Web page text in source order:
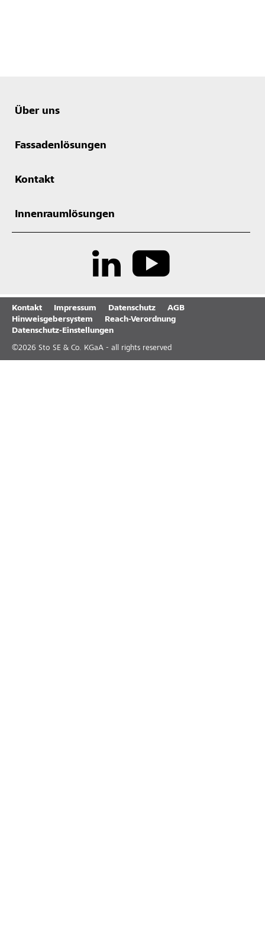
Über uns
Fassadenlösungen
Kontakt
Innenraumlösungen
Kontakt Impressum Datenschutz
AGB
Hinweisgebersystem
Reach-Verordnung
Datenschutz-Einstellungen
©2026 Sto SE & Co. KGaA - all rights reserved